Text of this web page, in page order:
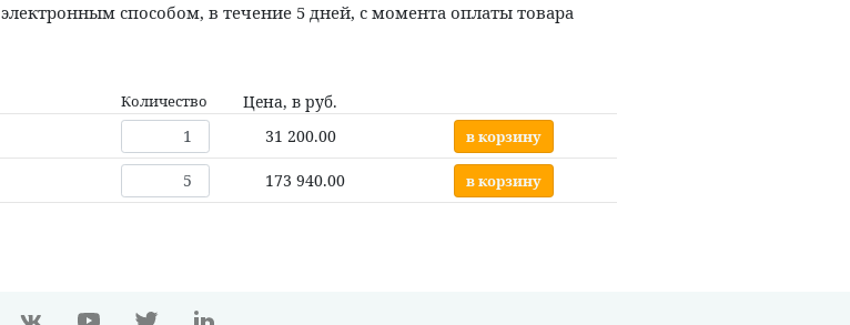
электронным способом, в течение 5 дней, с момента оплаты товара
Количество
Цена, в руб.
31 200.00 в корзину
173 940.00 в корзину